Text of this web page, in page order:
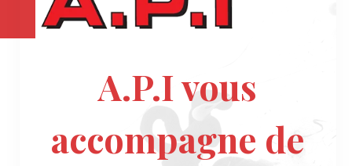
A.P.I vous
accompagne de